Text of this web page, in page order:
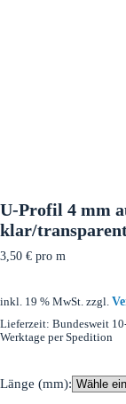
U-Profil 4 mm
klar/
3,50 € pro m
inkl. 19 % MwSt. zzgl.
Lieferzeit: Bundesweit
Werktage per Spedition
Länge (mm):